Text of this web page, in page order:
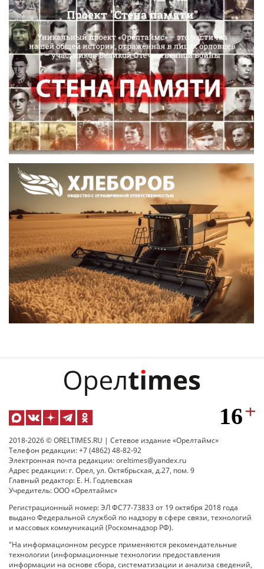
2018-2026 © ORELTIMES.RU | Сетевое издание «Орелтаймс»
Телефон редакции: +7 (4862) 48-82-92
Электронная почта редакции: oreltimes@yandex.ru
Адрес редакции: г. Орел, ул. Октябрьская, д.27, пом. 9
Главный редактор: Е. Н. Годлевская
Учредитель: ООО «Орелтаймс»
Регистрационный номер: ЭЛ ФС77-73833 от 19 октября 2018 года
выдано Федеральной службой по надзору в сфере связи, технологий
и массовых коммуникаций (Роскомнадзор РФ).
"На информационном ресурсе применяются рекомендательные
технологии (информационные технологии предоставления
информации на основе сбора, систематизации и анализа сведений,